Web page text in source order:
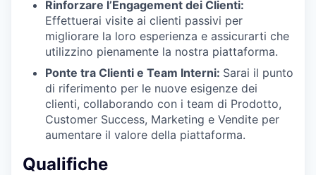
Rinforzare l’Engagement dei Clienti:
Effettuerai visite ai clienti passivi per
migliorare la loro esperienza e assicurarti che
utilizzino pienamente la nostra piattaforma.
Ponte tra Clienti e Team Interni: Sarai il punto
di riferimento per le nuove esigenze dei
clienti, collaborando con i team di Prodotto,
Customer Success, Marketing e Vendite per
aumentare il valore della piattaforma.
Qualifiche